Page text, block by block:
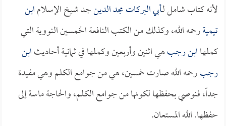
لأنه كتاب شامل لـأبي البركات مجد الدينجد شيخ الإسلامابن
تيميةرحمه الله، وكذلك من الكتب النافعة الخمسين النووية التي
كملهاابن رجبهي اثنين وأربعين وكملها في ثمانية أحاديثابن
رجبرحمه الله صارت خمسين، هي من جوامع الكلم وهي مفيدة
جداً، فنوصي بحفظها لكونها من جوامع الكلم، والحاجة ماسة إلى
حفظها. الله المستعان.